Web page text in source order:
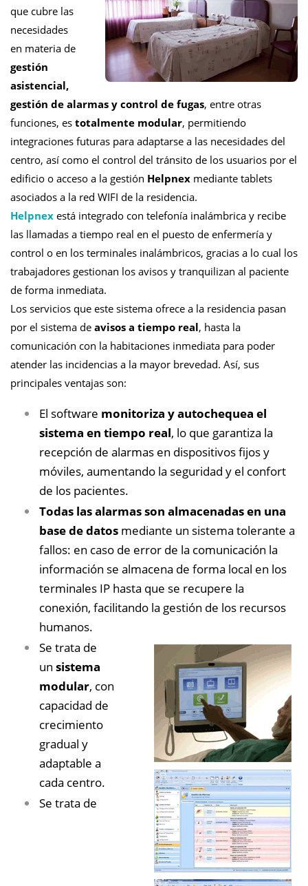
que cubre las
necesidades
en materia de
gestión
asistencial,
gestión de alarmas y control de fugas, entre otras
funciones, es totalmente modular, permitiendo
integraciones futuras para adaptarse a las necesidades del
centro, así como el control del tránsito de los usuarios por el
edificio o acceso a la gestión Helpnex mediante tablets
asociados a la red WIFI de la residencia.
Helpnex está integrado con telefonía inalámbrica y recibe
las llamadas a tiempo real en el puesto de enfermería y
control o en los terminales inalámbricos, gracias a lo cual los
trabajadores gestionan los avisos y tranquilizan al paciente
de forma inmediata.
Los servicios que este sistema ofrece a la residencia pasan
por el sistema de avisos a tiempo real, hasta la
comunicación con la habitaciones inmediata para poder
atender las incidencias a la mayor brevedad. Así, sus
principales ventajas son:
El software monitoriza y autochequea el
sistema en tiempo real, lo que garantiza la
recepción de alarmas en dispositivos fijos y
móviles, aumentando la seguridad y el confort
de los pacientes.
Todas las alarmas son almacenadas en una
base de datos mediante un sistema tolerante a
fallos: en caso de error de la comunicación la
información se almacena de forma local en los
terminales IP hasta que se recupere la
conexión, facilitando la gestión de los recursos
humanos.
Se trata de
un sistema
modular, con
capacidad de
crecimiento
gradual y
adaptable a
cada centro.
Se trata de